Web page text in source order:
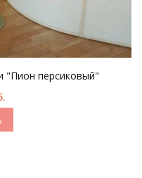
"Пион персиковый"